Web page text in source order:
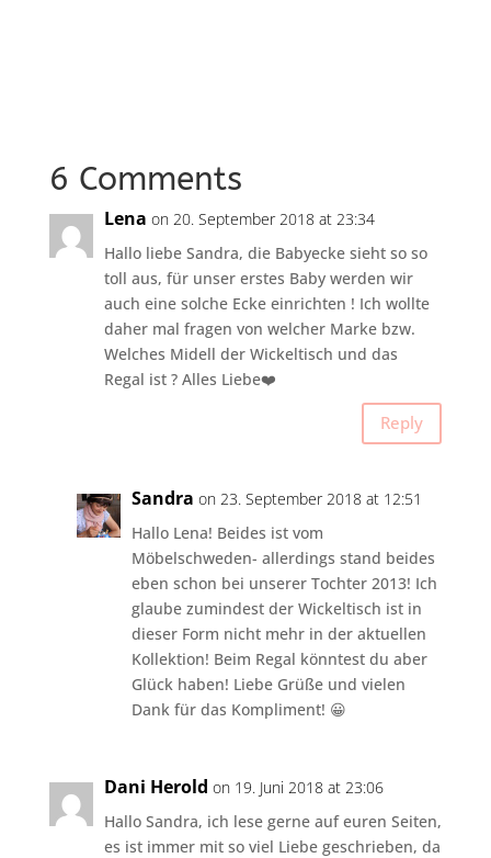
6 Comments
Lena on 20. September 2018 at 23:34
Hallo liebe Sandra, die Babyecke sieht so so
toll aus, für unser erstes Baby werden wir
auch eine solche Ecke einrichten ! Ich wollte
daher mal fragen von welcher Marke bzw.
Welches Midell der Wickeltisch und das
Regal ist ? Alles Liebe❤️
Reply
Sandra on 23. September 2018 at 12:51
Hallo Lena! Beides ist vom
Möbelschweden- allerdings stand beides
eben schon bei unserer Tochter 2013! Ich
glaube zumindest der Wickeltisch ist in
dieser Form nicht mehr in der aktuellen
Kollektion! Beim Regal könntest du aber
Glück haben! Liebe Grüße und vielen
Dank für das Kompliment! 😀
Dani Herold on 19. Juni 2018 at 23:06
Hallo Sandra, ich lese gerne auf euren Seiten,
es ist immer mit so viel Liebe geschrieben, da